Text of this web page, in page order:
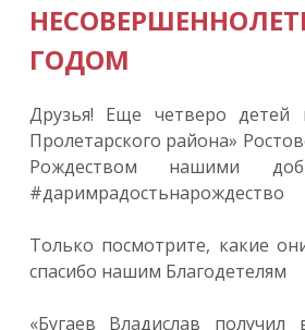
ГОДОМ
Друзья! Еще четверо
Пролетарского района»
Рождеством нашими
#даримрадостьнарождество
Только посмотрите, какие
спасибо нашим Благодетелям
«Бугаев Владислав